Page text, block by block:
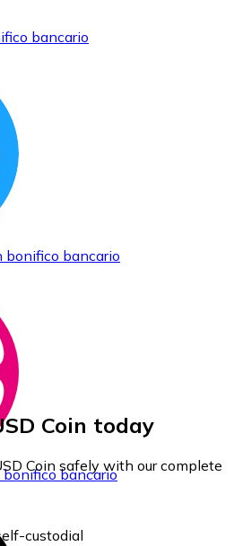
bancario
bonifico bancario
bancario
Coin today
Coin safely with our complete
custodial